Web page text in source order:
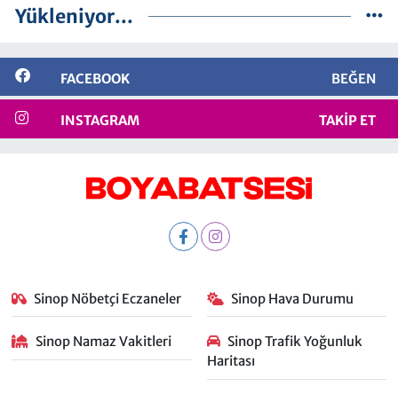
Yükleniyor...
FACEBOOK BEĞEN
INSTAGRAM TAKIP ET
Sinop Nöbetçi Eczaneler Sinop Hava Durumu
Sinop Namaz Vakitleri
Sinop Trafik Yoğunluk
Haritası